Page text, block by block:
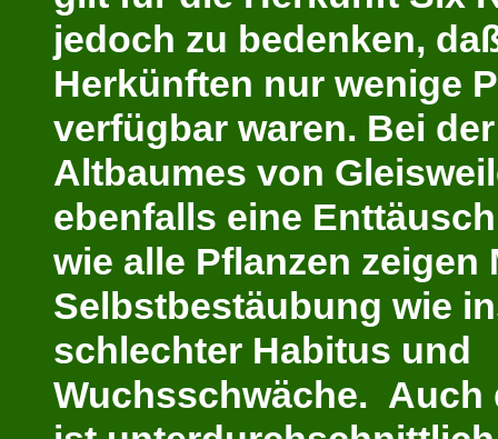
jedoch zu bedenken,
Herkünften nur wenige
verfügbar waren. Bei
Altbaumes von
ebenfalls eine
wie alle Pflanzen zeigen
Selbstbestäubung wie
schlechter Habitus und
Wuchsschwäche. Auch